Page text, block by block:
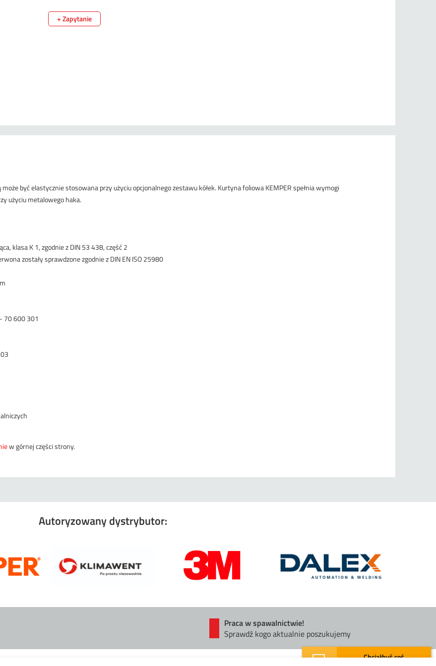
Chciałbyś coś
+ Zapytanie
być elastycznie stosowana przy użyciu opcjonalnego zestawu kółek. Kurtyna foliowa KEMPER spełnia wymogi
użyciu metalowego haka.
klasa K 1, zgodnie z DIN 53 438, część 2
zostały sprawdzone zgodnie z DIN EN ISO 25980
70 600 301
w górnej części strony.
Autoryzowany dystrybutor:
Praca w spawalnictwie!
Sprawdź kogo aktualnie poszukujemy